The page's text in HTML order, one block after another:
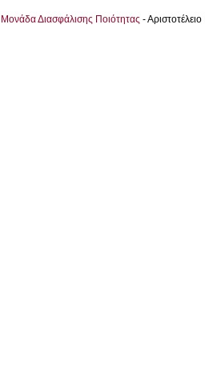
Μονάδα Διασφάλισης Ποιότητας -